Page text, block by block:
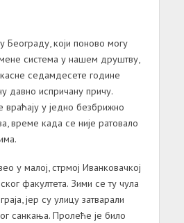
Београду, који поново могу
система у нашем друштву,
седамдесете године
давно испричану причу.
у једно безбрижно
време када се није ратовало
у малој, стрмој Иванковачкој
факултета. Зими се ту чула
јер су улицу затварали
санкања. Пролеће је било